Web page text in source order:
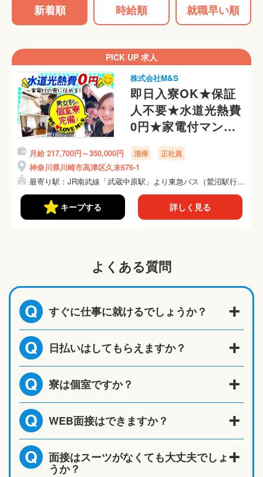
新着順 時給順 就職早い順
PICK UP 求人
株式会社M&S
即日入寮OK★保証
人不要★水道光熱費
0円★家電付マンシ
ョンに即入居OK
月給 217,700円～350,000円 清掃 正社員
神奈川県川崎市高津区久末676-1
最寄り駅：JR南武線「武蔵中原駅」より東急バス（鷲沼駅行
き）...
キープする 詳しく見る
よくある質問
Q すぐに仕事に就けるでしょうか？
Q 日払いはしてもらえますか？
Q 寮は個室ですか？
Q WEB面接はできますか？
Q 面接はスーツがなくても大丈夫でしょ
うか？